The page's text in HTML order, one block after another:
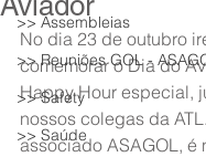
>> Assembleias
>> Reuniões GOL -
>> Safety
>> Saúde
No dia 23 de outubro
comemorar o Dia do
Happy Hour especial,
nossos colegas da
associado ASAGOL, é